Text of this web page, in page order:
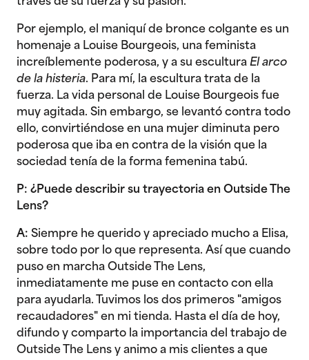
Por ejemplo, el maniquí de bronce colgante es un
homenaje a Louise Bourgeois, una feminista
increíblemente poderosa, y a su escultura El arco
de la histeria. Para mí, la escultura trata de la
fuerza. La vida personal de Louise Bourgeois fue
muy agitada. Sin embargo, se levantó contra todo
ello, convirtiéndose en una mujer diminuta pero
poderosa que iba en contra de la visión que la
sociedad tenía de la forma femenina tabú.
P: ¿Puede describir su trayectoria en Outside The
Lens?
A: Siempre he querido y apreciado mucho a Elisa,
sobre todo por lo que representa. Así que cuando
puso en marcha Outside The Lens,
inmediatamente me puse en contacto con ella
para ayudarla. Tuvimos los dos primeros "amigos
recaudadores" en mi tienda. Hasta el día de hoy,
difundo y comparto la importancia del trabajo de
Outside The Lens y animo a mis clientes a que